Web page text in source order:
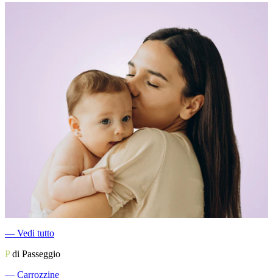
― Vedi tutto
Pdi Passeggio
― Carrozzine